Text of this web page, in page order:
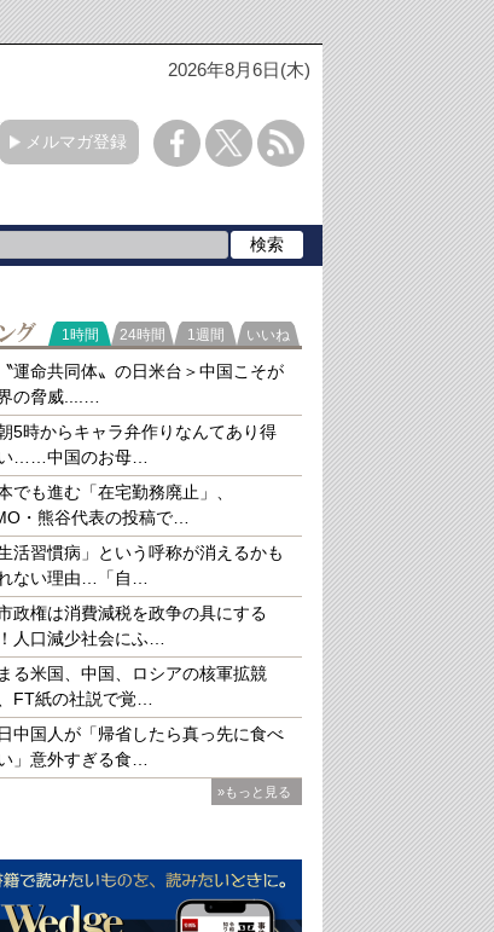
2026年8月6日(木)
メルマガ登録
ランキング
1時間 24時間 1週間 いいね
運命共同体〟の日米台＞中国こそが
の脅威....…
5時からキャラ弁作りなんてあり得
……中国のお母…
でも進む「在宅勤務廃止」、
・熊谷代表の投稿で…
生活習慣病」という呼称が消えるかも
ない理由…「自…
政権は消費減税を政争の具にする
人口減少社会にふ…
る米国、中国、ロシアの核軍拡競
FT紙の社説で覚…
中国人が「帰省したら真っ先に食べ
」意外すぎる食…
»もっと見る